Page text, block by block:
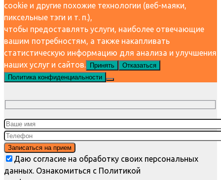
cookie и другие похожие технологии (веб-маяки,
пиксельные тэги и т. п.),
чтобы предоставлять услуги, наиболее отвечающие
вашим потребностям, а также накапливать
статистическую информацию для анализа и улучшения
наших услуг и сайтов.
Принять
Отказаться
Политика конфиденциальности
Даю согласие на обработку своих персональных
данных. Ознакомиться с Политикой